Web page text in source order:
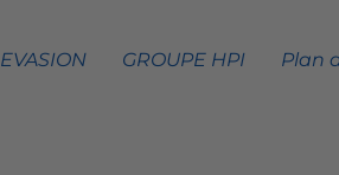
GROUPE HPI Plan